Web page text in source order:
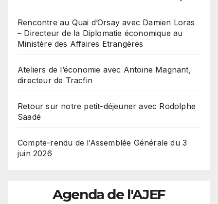
Rencontre au Quai d’Orsay avec Damien Loras
– Directeur de la Diplomatie économique au
Ministère des Affaires Etrangères
Ateliers de l’économie avec Antoine Magnant,
directeur de Tracfin
Retour sur notre petit-déjeuner avec Rodolphe
Saadé
Compte-rendu de l’Assemblée Générale du 3
juin 2026
Agenda de l'AJEF